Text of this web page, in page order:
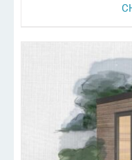
IN DEN